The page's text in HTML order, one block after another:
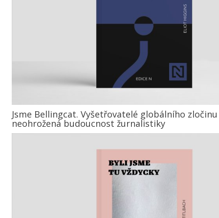
Jsme Bellingcat. Vyšetřovatelé globálního
neohrožená budoucnost žurnalistiky